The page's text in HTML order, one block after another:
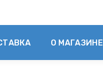
О МАГАЗИНЕ